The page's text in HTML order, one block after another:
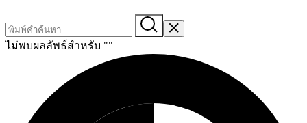
ไม่พบผลลัพธ์สำหรับ ""